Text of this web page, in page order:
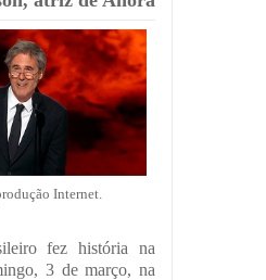
Internet.
fez história na
3 de março, na